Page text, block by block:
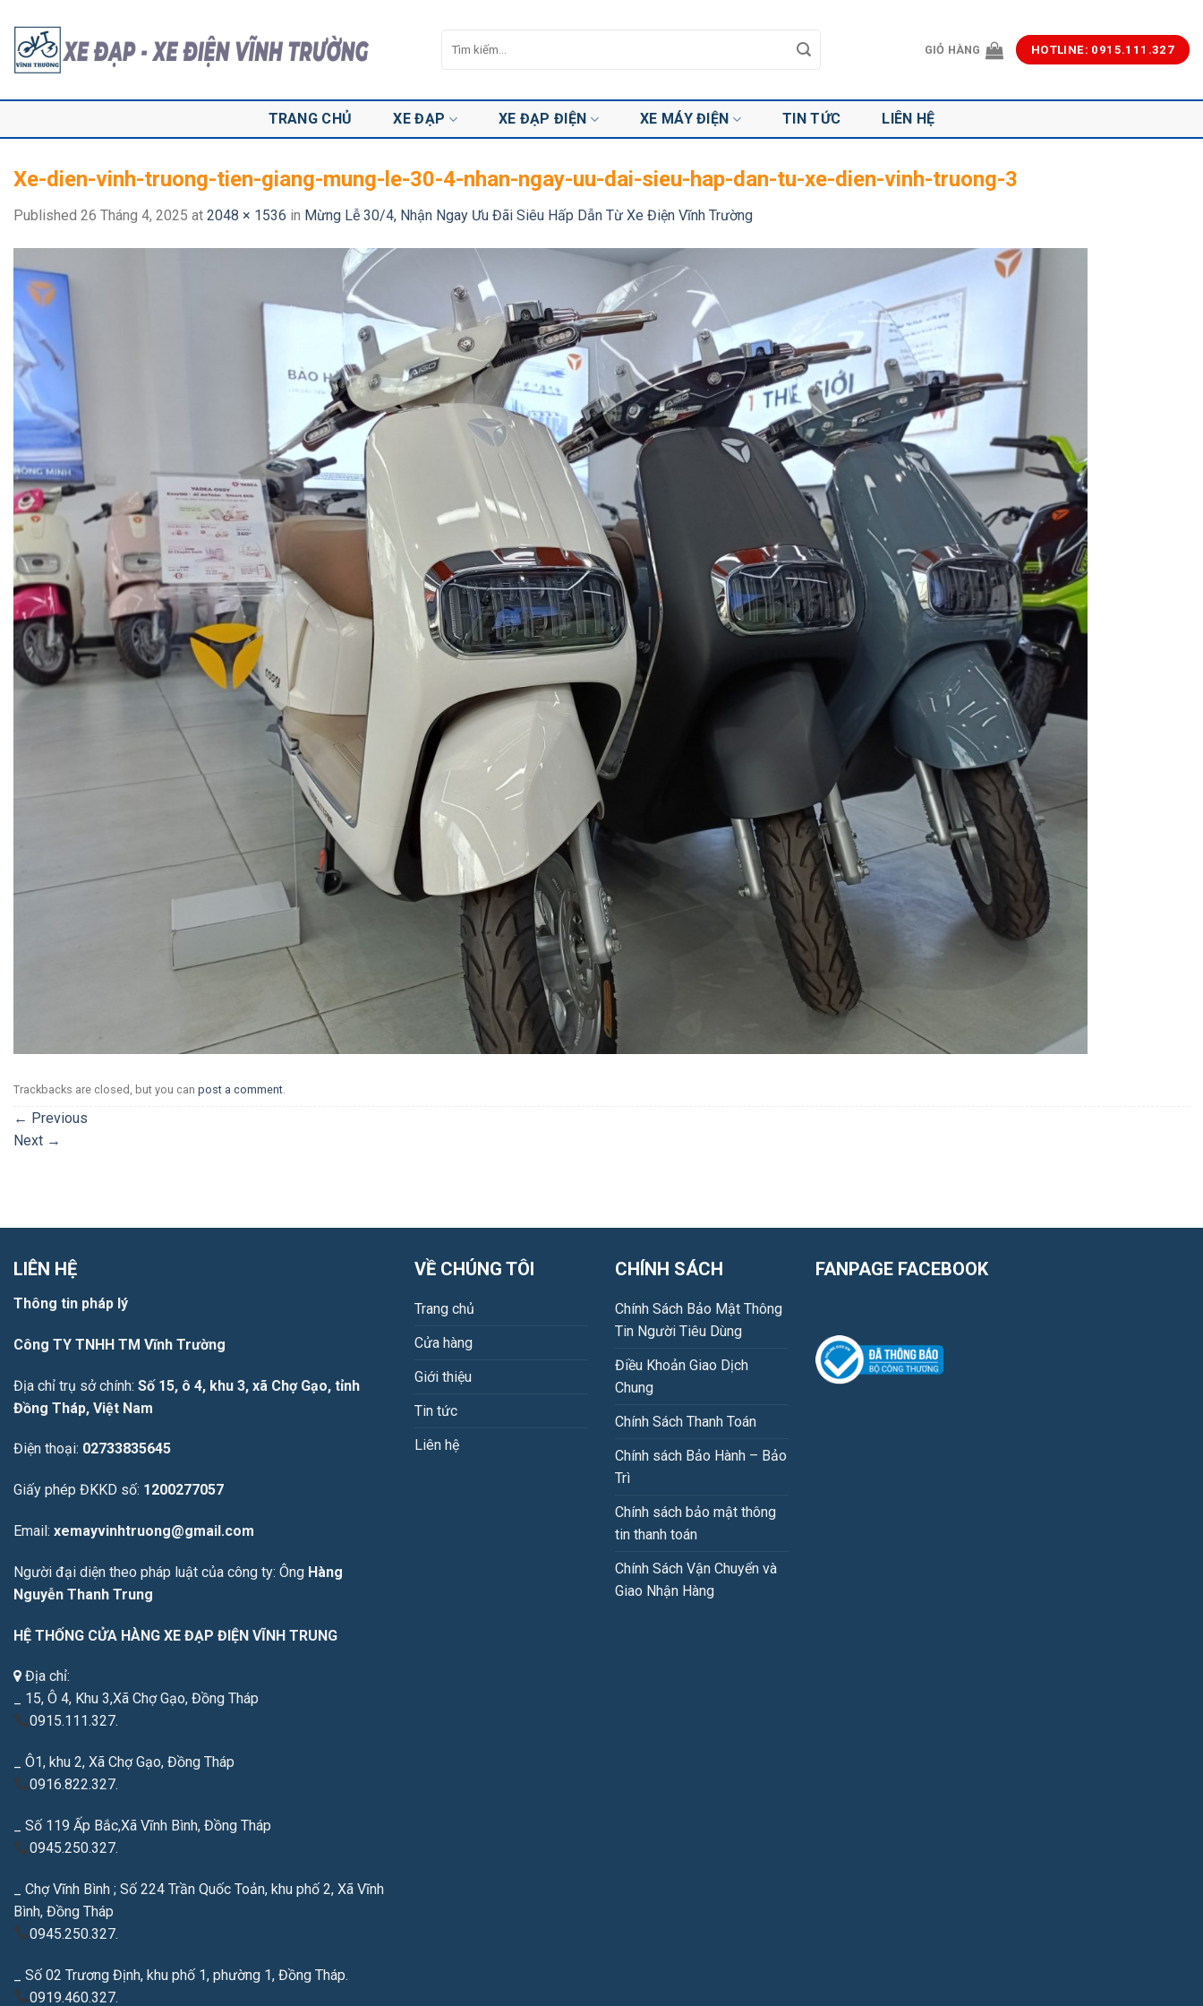
content
kiếm:
GIỎ HÀNG HOTLINE: 0915.111.327
TRANG CHỦ XE ĐẠP XE ĐẠP ĐIỆN XE MÁY ĐIỆN TIN TỨC LIÊN HỆ
Xe-dien-vinh-truong-tien-giang-mung-le-30-4-nhan-ngay-uu-dai-sieu-hap-dan-tu-xe-dien-vinh-truong-3
Published 26 Tháng 4, 2025 at 2048 × 1536 in Mừng Lễ 30/4, Nhận Ngay Ưu Đãi Siêu Hấp Dẫn Từ Xe Điện Vĩnh Trường
Trackbacks are closed, but you can post a comment.
← Previous
Next →
LIÊN HỆ
Thông tin pháp lý
Công TY TNHH TM Vĩnh Trường
Địa chỉ trụ sở chính: Số 15, ô 4, khu 3, xã Chợ Gạo, tỉnh
Đồng Tháp, Việt Nam
Điện thoại: 02733835645
Giấy phép ĐKKD số: 1200277057
Email: xemayvinhtruong@gmail.com
Người đại diện theo pháp luật của công ty: Ông Hàng
Nguyễn Thanh Trung
HỆ THỐNG CỬA HÀNG XE ĐẠP ĐIỆN VĨNH TRUNG
Địa chỉ:
_ 15, Ô 4, Khu 3,Xã Chợ Gạo, Đồng Tháp
0915.111.327.
_ Ô1, khu 2, Xã Chợ Gạo, Đồng Tháp
0916.822.327.
_ Số 119 Ấp Bắc,Xã Vĩnh Bình, Đồng Tháp
0945.250.327.
_ Chợ Vĩnh Bình ; Số 224 Trần Quốc Toản, khu phố 2, Xã Vĩnh
Bình, Đồng Tháp
0945.250.327.
_ Số 02 Trương Định, khu phố 1, phường 1, Đồng Tháp.
0919.460.327.
VỀ CHÚNG TÔI
Trang chủ
Cửa hàng
Giới thiệu
Tin tức
Liên hệ
CHÍNH SÁCH
Chính Sách Bảo Mật Thông
Tin Người Tiêu Dùng
Điều Khoản Giao Dịch
Chung
Chính Sách Thanh Toán
Chính sách Bảo Hành – Bảo
Trì
Chính sách bảo mật thông
tin thanh toán
Chính Sách Vận Chuyển và
Giao Nhận Hàng
FANPAGE FACEBOOK